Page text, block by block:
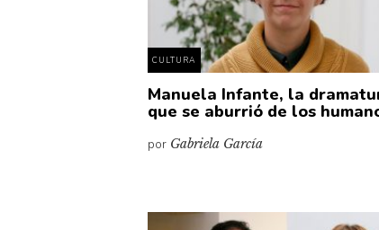
CULTURA
Manuela Infante, la
que se aburrió de los
por Gabriela García